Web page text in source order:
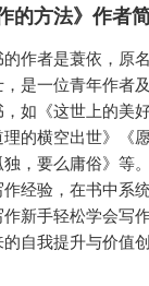
的方法》作者
的作者是蓑依，原
是一位青年作者
如《这世上的美
理的横空出世》《
，要么庸俗》等
经验，在书中系
新手轻松学会写
自我提升与价值创